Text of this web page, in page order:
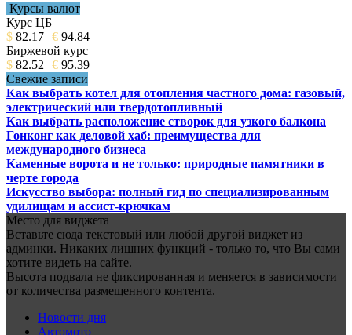
Курсы валют
Курс ЦБ
$ 82.17 € 94.84
Биржевой курс
$ 82.52 € 95.39
Свежие записи
Как выбрать котел для отопления частного дома: газовый,
электрический или твердотопливный
Как выбрать расположение створок для узкого балкона
Гонконг как деловой хаб: преимущества для
международного бизнеса
Каменные ворота и не только: природные памятники в
черте города
Искусство выбора: полный гид по специализированным
удилищам и ассист-крючкам
Место для виджета
Вставьте сюда текстовый или любой другой виджет из
админки. Никаких лишних функций - только то, что Вы сами
хотите видеть на сайте.
Высота подвала не фиксированная и меняется в зависимости
от количества размещенного контента.
Новости дня
Автомото